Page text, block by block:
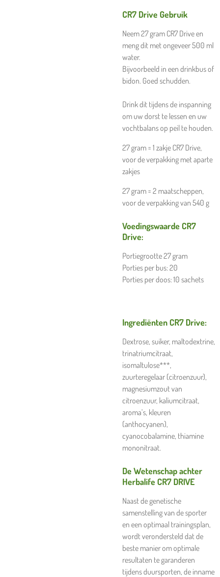
CR7 Drive Gebruik
Neem 27 gram CR7 Drive en
meng dit met ongeveer 500 ml
water.
Bijvoorbeeld in een drinkbus of
bidon. Goed schudden.
Drink dit tijdens de inspanning
om uw dorst te lessen en uw
vochtbalans op peil te houden.
27 gram = 1 zakje CR7 Drive,
voor de verpakking met aparte
zakjes
27 gram = 2 maatscheppen,
voor de verpakking van 540 g
Voedingswaarde CR7
Drive:
Portiegrootte 27 gram
Porties per bus: 20
Porties per doos: 10 sachets
Ingrediënten CR7 Drive:
Dextrose, suiker, maltodextrine,
trinatriumcitraat,
isomaltulose***,
zuurteregelaar (citroenzuur),
magnesiumzout van
citroenzuur, kaliumcitraat,
aroma’s, kleuren
(anthocyanen),
cyanocobalamine, thiamine
mononitraat.
De Wetenschap achter
Herbalife CR7 DRIVE
Naast de genetische
samenstelling van de sporter
en een optimaal trainingsplan,
wordt verondersteld dat de
beste manier om optimale
resultaten te garanderen
tijdens duursporten, de inname